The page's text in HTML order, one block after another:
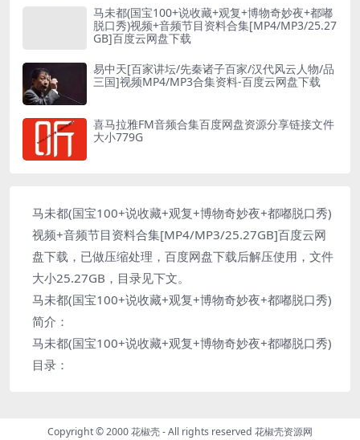
马未都(国宝100+说收藏+观复+博物奇妙夜+都嘟
脱口秀)视频+音频节目资料合集[MP4/MP3/25.27
GB]百度云网盘下载
易中天[百家讲坛/先秦诸子百家/汉代风云人物/品
三国]视频MP4/MP3合集资料-百度云网盘下载
喜马拉雅FM音频合集百度网盘资源分享链接文件
大小779G
马未都(国宝100+说收藏+观复+博物奇妙夜+都嘟脱口秀)
视频+音频节目资料合集[MP4/MP3/25.27GB]百度云网
盘下载，已做压缩处理，百度网盘下载后解压使用，文件
大小25.27GB，目录见下文。
马未都(国宝100+说收藏+观复+博物奇妙夜+都嘟脱口秀)
简介：
马未都(国宝100+说收藏+观复+博物奇妙夜+都嘟脱口秀)
目录：
Copyright © 2000 花椒壳 - All rights reserved 花椒壳资源网